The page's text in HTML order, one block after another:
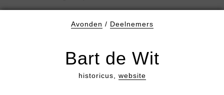
Avonden / Deelnemers
Bart de Wit
historicus, website